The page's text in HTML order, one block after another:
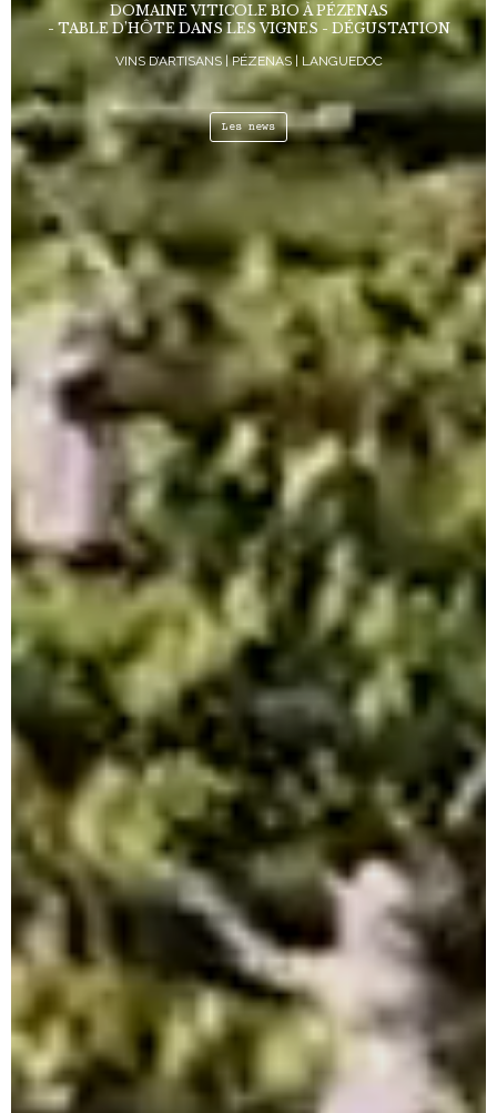
DOMAINE VITICOLE BIO À PÉZENAS
- TABLE D’HÔTE DANS LES VIGNES - DÉGUSTATION
VINS D’ARTISANS | PÉZENAS | LANGUEDOC
Les news